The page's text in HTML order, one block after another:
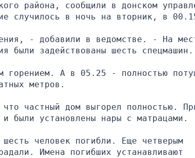
района, сообщили в донском
случилось в ночь на вторник, в
- добавили в ведомстве. - На
были задействованы шесть спецмашин.
горением. А в 05.25 - полностью
метров.
частный дом выгорел полностью.
были установлены нары с матрацами.
человек погибли. Еще четверым
Имена погибших устанавливают